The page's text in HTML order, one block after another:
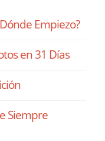
Empiezo?
en 31 Días
Siempre